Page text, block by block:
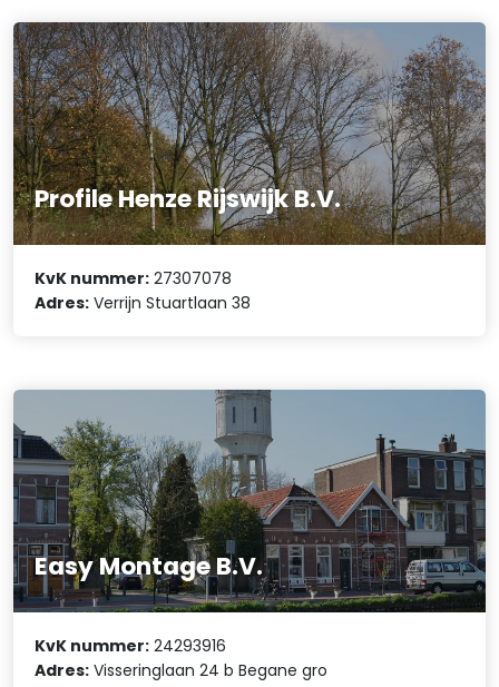
Profile Henze Rijswijk B.V.
KvK nummer: 27307078
Adres: Verrijn Stuartlaan 38
Easy Montage B.V.
KvK nummer: 24293916
Adres: Visseringlaan 24 b Begane gro